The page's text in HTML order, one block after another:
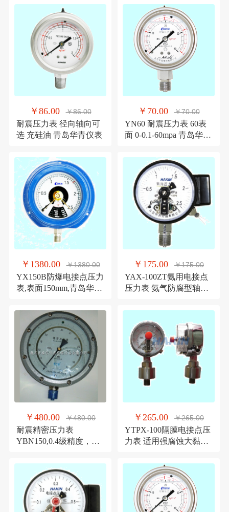
￥86.00 ￥86.00
耐震压力表 径向轴向可
选 充硅油 青岛华青仪表
￥70.00 ￥70.00
YN60 耐震压力表 60表
面 0-0.1-60mpa 青岛华青
￥1380.00 ￥1380.00
YX150B防爆电接点压力
表,表面150mm,青岛华青
￥175.00 ￥175.00
YAX-100ZT氨用电接点
压力表 氨气防腐型轴向
￥480.00 ￥480.00
耐震精密压力表
YBN150,0.4级精度，径
外螺纹
￥265.00 ￥265.00
YTPX-100隔膜电接点压
力表 适用强腐蚀大黏度